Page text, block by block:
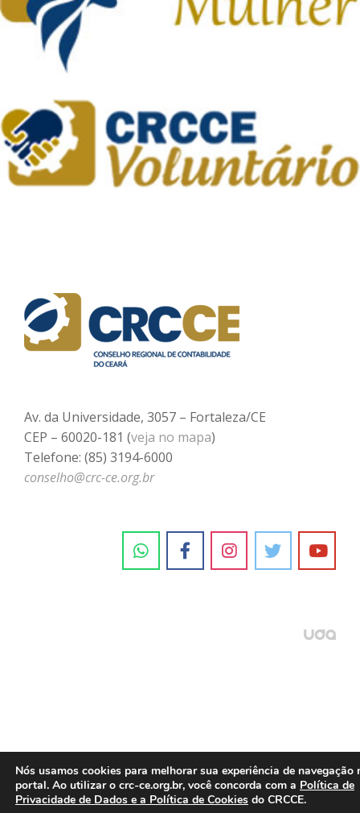
Av. da Universidade, 3057 – Fortaleza/CE
CEP – 60020-181 (veja no mapa)
Telefone: (85) 3194-6000
conselho@crc-ce.org.br
Nós usamos cookies para melhorar sua experiência de navegação
portal. Ao utilizar o crc-ce.org.br, você concorda com a Política de
Privacidade de Dados e a Política de Cookies do CRCCE.